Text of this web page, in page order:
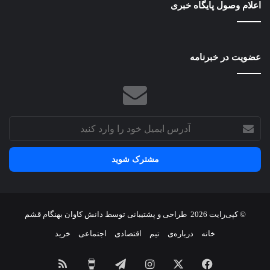
اعلام وصول پایگاه خبری
عضویت در خبرنامه
ایمیل
خود
وارد
© کپی‌رایت 2026 طراحی و پشتیبانی توسط دانش کاوان بهنگام قشم
خانه درباره‌ی تیم اقتصادی اجتماعی خرید
فیسبوک اینستاگرامتلگرام برای خوراک